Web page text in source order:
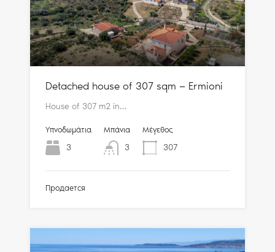
Detached house of 307 sqm — Ermioni
House of 307 m2 in…
Υπνοδωμάτια
3
Μπάνια
3
Μέγεθος
307
Продается